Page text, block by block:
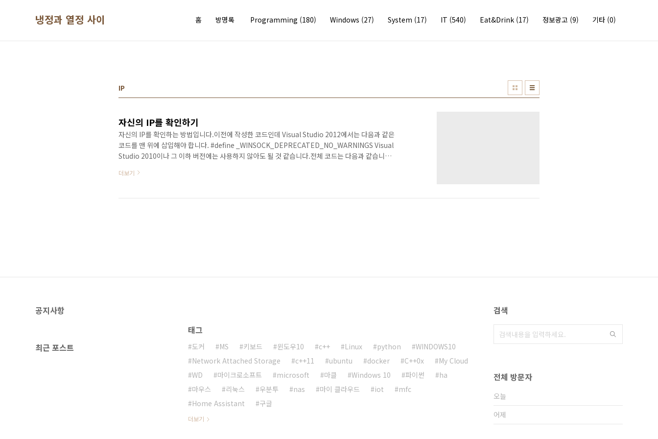
냉정과 열정 사이 홈 방명록 Programming (180) Windows (27) System (17) IT (540) Eat&Drink (17) 정보광고 (9) 기타 (0)
IP
자신의 IP를 확인하기
자신의 IP를 확인하는 방법입니다.이전에 작성한 코드인데 Visual Studio 2012에서는 다음과 같은
코드를 맨 위에 삽입해야 합니다. #define _WINSOCK_DEPRECATED_NO_WARNINGS Visual
Studio 2010이나 그 이하 버전에는 사용하지 않아도 될 것 같습니다.전체 코드는 다음과 같습니
_WINSOCK_DEPRECATED_NO_WARNINGS #include #include #include #include
std::string; usin..
더보기
공지사항
최근 포스트
태그
도커 MS 키보드 윈도우10 c++ Linux python
WINDOWS10
Network Attached Storage
c++11 ubuntu docker C++0x
My Cloud
WD
마이크로소프트 microsoft 마클 Windows 10 파이썬
ha
마우스
리눅스 우분투 nas 마이 클라우드 iot
mfc
Home Assistant
구글
더보기
검색
전체 방문자
오늘
어제